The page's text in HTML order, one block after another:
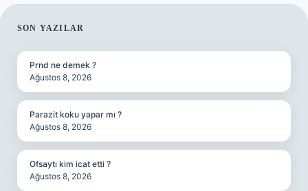
SIDEBAR
SON YAZILAR
Prnd ne demek ?
Ağustos 8, 2026
Parazit koku yapar mı ?
Ağustos 8, 2026
Ofsaytı kim icat etti ?
Ağustos 8, 2026